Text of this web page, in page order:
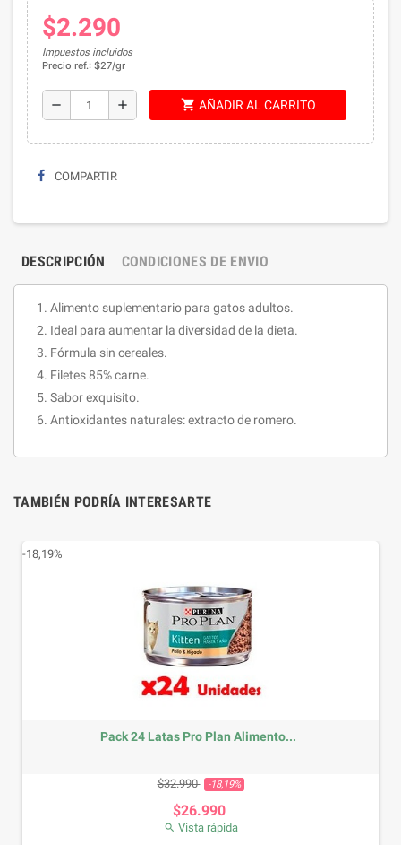
$2.290
Impuestos incluidos
Precio ref.: $27/gr
remove add shopping_cart AÑADIR AL CARRITO
COMPARTIR
DESCRIPCIÓN CONDICIONES DE ENVIO
Alimento suplementario para gatos adultos.
Ideal para aumentar la diversidad de la dieta.
Fórmula sin cereales.
Filetes 85% carne.
Sabor exquisito.
Antioxidantes naturales: extracto de romero.
TAMBIÉN PODRÍA INTERESARTE
Pack 24 Latas Pro Plan Alimento...
Precio base
$32.990 -18,19% Precio
$26.990
-18,19%
 Vista rápida